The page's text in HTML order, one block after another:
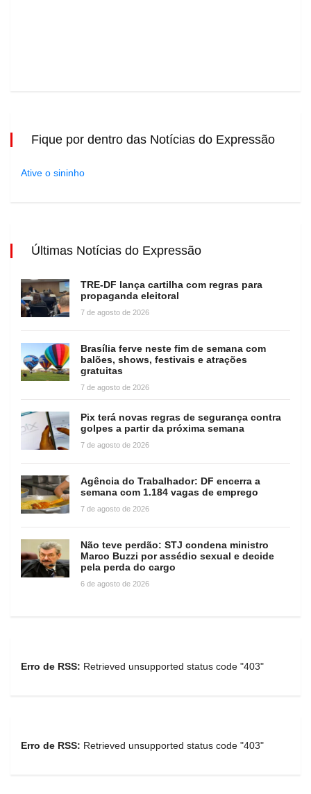
Fique por dentro das Notícias do Expressão
Ative o sininho
Últimas Notícias do Expressão
TRE-DF lança cartilha com regras para
propaganda eleitoral
7 de agosto de 2026
Brasília ferve neste fim de semana com
balões, shows, festivais e atrações
gratuitas
7 de agosto de 2026
Pix terá novas regras de segurança contra
golpes a partir da próxima semana
7 de agosto de 2026
Agência do Trabalhador: DF encerra a
semana com 1.184 vagas de emprego
7 de agosto de 2026
Não teve perdão: STJ condena ministro
Marco Buzzi por assédio sexual e decide
pela perda do cargo
6 de agosto de 2026
Erro de RSS: Retrieved unsupported status code "403"
Erro de RSS: Retrieved unsupported status code "403"